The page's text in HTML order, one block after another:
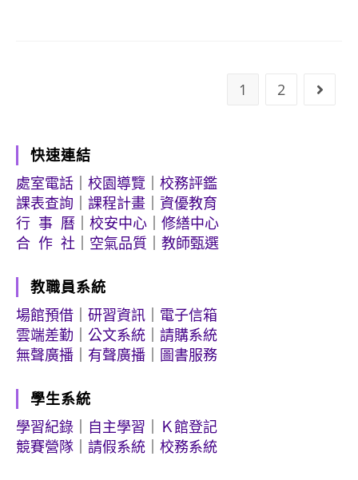
1 2 Go to
快速連結
處室電話
校園導覽
校務評鑑
課表查詢
課程計畫
資優教育
行 事 曆
校安中心
修繕中心
合 作 社
空氣品質 教師甄選
教職員系統
場館預借
研習資訊
電子信箱
雲端差勤
公文系統
請購系統
無聲廣播
有聲廣播 圖書服務
學生系統
學習紀錄
自主學習
Ｋ館登記
競賽營隊
請假系統 校務系統